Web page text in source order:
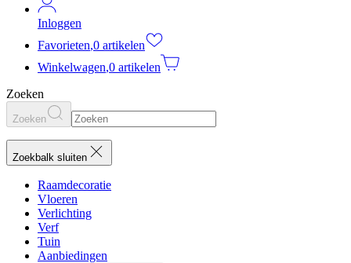
Inloggen
Favorieten,0 artikelen
Winkelwagen,0 artikelen
Zoeken
Zoeken
Zoekbalk sluiten
Raamdecoratie
Vloeren
Verlichting
Verf
Tuin
Aanbiedingen